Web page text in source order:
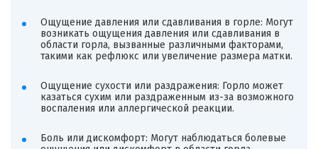
Ощущение давления или сдавливания в горле: Могут
возникать ощущения давления или сдавливания в
области горла, вызванные различными факторами,
такими как рефлюкс или увеличение размера матки.
Ощущение сухости или раздражения: Горло может
казаться сухим или раздраженным из-за возможного
воспаления или аллергической реакции.
Боль или дискомфорт: Могут наблюдаться болевые